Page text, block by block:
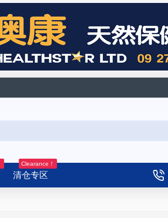
清仓专区
Clearance！